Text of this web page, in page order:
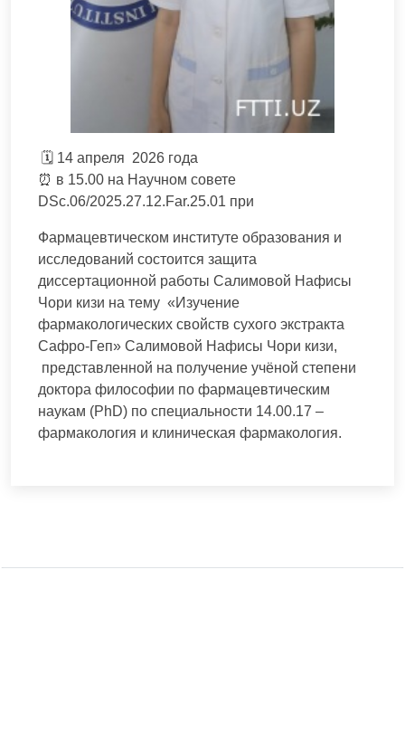
🗓 14 апреля 2026 года
⏰ в 15.00 на Научном совете
DSc.06/2025.27.12.Far.25.01 при
Фармацевтическом институте образования и
исследований состоится защита
диссертационной работы Салимовой Нафисы
Чори кизи на тему «Изучение
фармакологических свойств сухого экстракта
Сафро-Геп» Салимовой Нафисы Чори кизи,
представленной на получение учёной степени
доктора философии по фармацевтическим
наукам (PhD) по специальности 14.00.17 –
фармакология и клиническая фармакология.